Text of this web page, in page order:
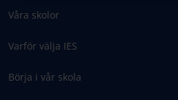
Våra skolor
Varför välja IES
Börja i vår skola